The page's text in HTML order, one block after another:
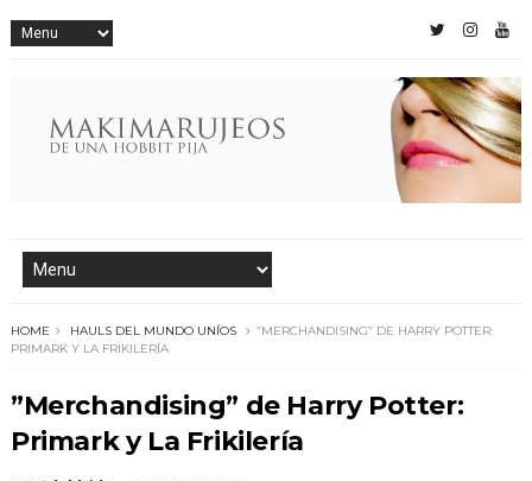
HOME HAULS DEL MUNDO UNÍOS
”MERCHANDISING” DE HARRY POTTER:
PRIMARK Y LA FRIKILERÍA
”Merchandising” de Harry Potter:
Primark y La Frikilería